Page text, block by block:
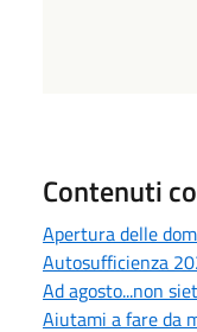
Contenuti
Apertura delle
Autosufficienza
Ad agosto...non
Aiutami a fare da